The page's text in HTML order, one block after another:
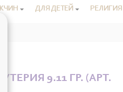
ДЛЯ ДЕТЕЙ РЕЛИГИЯ
9.11 ГР. (АРТ.